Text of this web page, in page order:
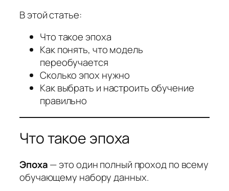
В этой статье:
Что такое эпоха
Как понять, что модель
переобучается
Сколько эпох нужно
Как выбрать и настроить обучение
правильно
Что такое эпоха
Эпоха— это один полный проход по всему
обучающему набору данных.